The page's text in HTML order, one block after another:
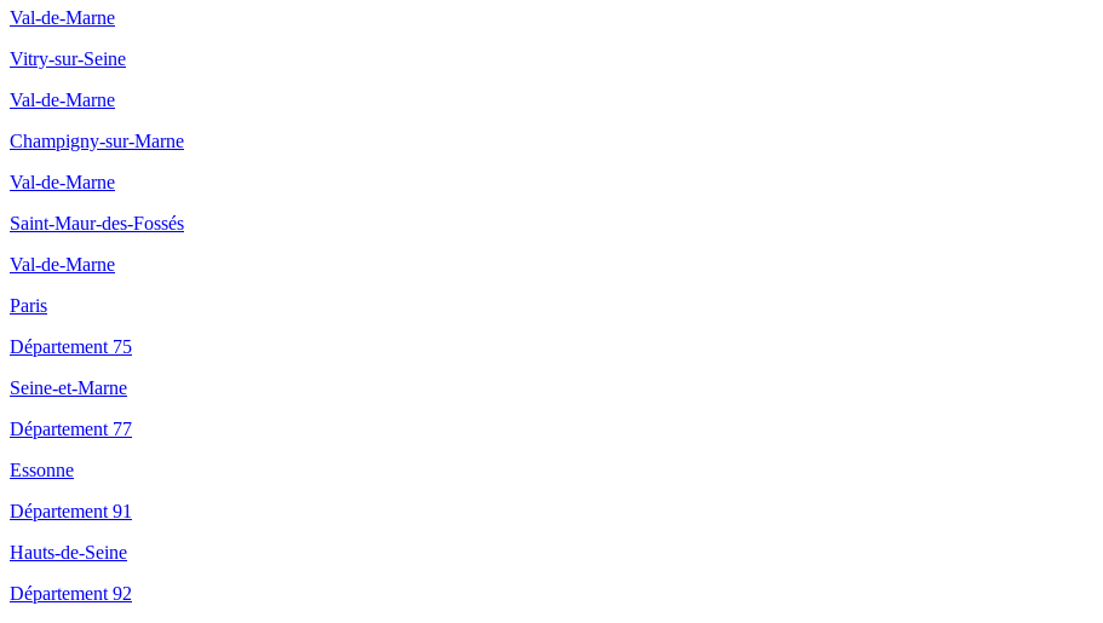
Val-de-Marne
Vitry-sur-Seine
Val-de-Marne
Champigny-sur-Marne
Val-de-Marne
Saint-Maur-des-Fossés
Val-de-Marne
Paris
Département 75
Seine-et-Marne
Département 77
Essonne
Département 91
Hauts-de-Seine
Département 92